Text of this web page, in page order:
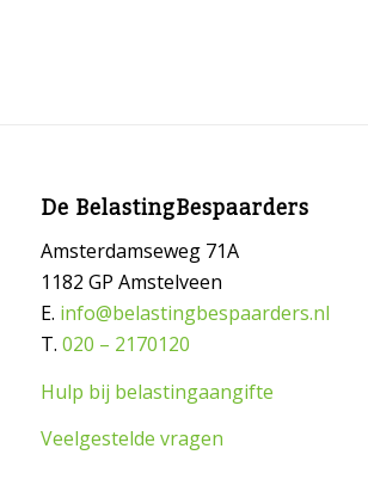
De BelastingBespaarders
Amsterdamseweg 71A
1182 GP Amstelveen
E. info@belastingbespaarders.nl
T. 020 – 2170120
Hulp bij belastingaangifte
Veelgestelde vragen